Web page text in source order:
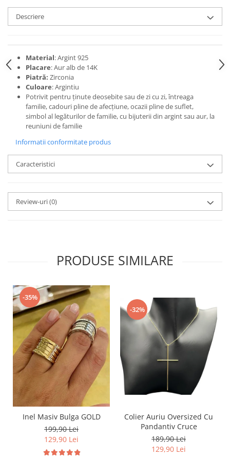
Descriere
Material: Argint 925
Placare: Aur alb de 14K
Piatră: Zirconia
Culoare: Argintiu
Potrivit pentru ținute deosebite sau de zi cu zi, întreaga
familie, cadouri pline de afecțiune, ocazii pline de suflet,
simbol al legăturilor de familie, cu bijuterii din argint sau aur, la
reuniuni de familie
Informatii conformitate produs
Caracteristici
Review-uri(0)
PRODUSE SIMILARE
-35%
Inel Masiv Bulga GOLD
199,90 Lei
129,90 Lei
-32%
Colier Auriu Oversized Cu
Pandantiv Cruce
189,90 Lei
129,90 Lei